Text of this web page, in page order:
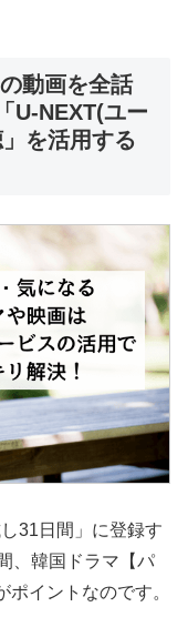
動画を全話
U-NEXT(ユー
を活用する
31日間」に登録す
、韓国ドラマ【パ
イントなのです。